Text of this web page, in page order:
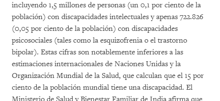
incluyendo 1,5 millones de personas (un 0,1 por ciento de la
población) con discapacidades intelectuales y apenas 722.826
(0,05 por ciento de la población) con discapacidades
psicosociales (tales como la esquizofrenia o el trastorno
bipolar). Estas cifras son notablemente inferiores a las
estimaciones internacionales de Naciones Unidas y la
Organización Mundial de la Salud, que calculan que el 15 por
ciento de la población mundial tiene una discapacidad. El